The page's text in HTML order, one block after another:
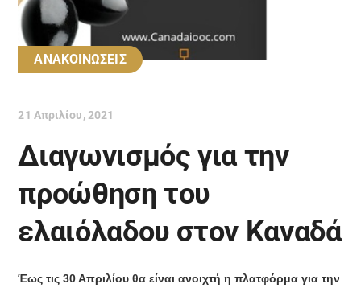
ΑΝΑΚΟΙΝΩΣΕΙΣ
21 Απριλίου, 2021
Διαγωνισμός για την
προώθηση του
ελαιόλαδου στον Καναδά
Έως τις 30 Απριλίου θα είναι ανοιχτή η πλατφόρμα για την